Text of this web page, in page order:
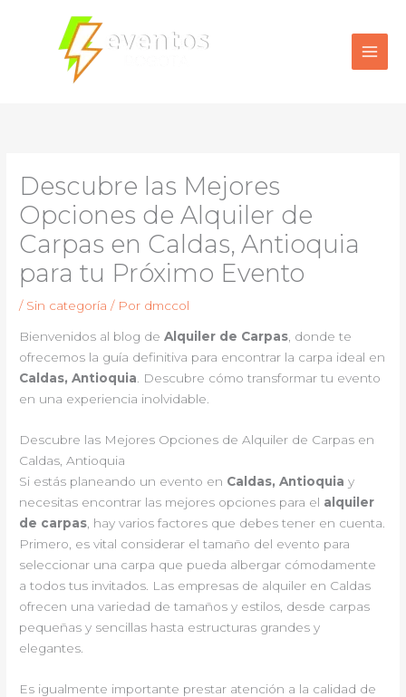
contenido
Descubre las Mejores
Opciones de Alquiler de
Carpas en Caldas, Antioquia
para tu Próximo Evento
/ Sin categoría / Por dmccol
Bienvenidos al blog deAlquiler de Carpas, donde te
ofrecemos la guía definitiva para encontrar la carpa ideal en
Caldas, Antioquia. Descubre cómo transformar tu evento
en una experiencia inolvidable.
Descubre las Mejores Opciones de Alquiler de Carpas en
Caldas, Antioquia
Si estás planeando un evento en Caldas, Antioquia y
necesitas encontrar las mejores opciones para el alquiler
de carpas , hay varios factores que debes tener en cuenta.
Primero, es vital considerar el tamaño del evento para
seleccionar una carpa que pueda albergar cómodamente
a todos tus invitados. Las empresas de alquiler en Caldas
ofrecen una variedad de tamaños y estilos, desde carpas
pequeñas y sencillas hasta estructuras grandes y
elegantes.
Es igualmente importante prestar atención a la calidad de